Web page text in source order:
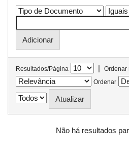
Resultados/Página |
Ordenar
Ordenar
Não há resultados